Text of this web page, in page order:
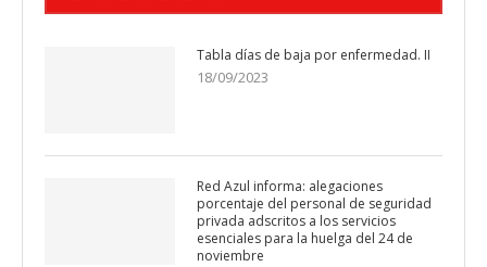
Tabla días de baja por enfermedad. II
18/09/2023
Red Azul informa: alegaciones
porcentaje del personal de seguridad
privada adscritos a los servicios
esenciales para la huelga del 24 de
noviembre